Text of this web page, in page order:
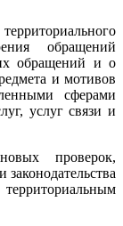
обращений
обращений и о
и мотивов
сферами
услуг связи и
проверок,